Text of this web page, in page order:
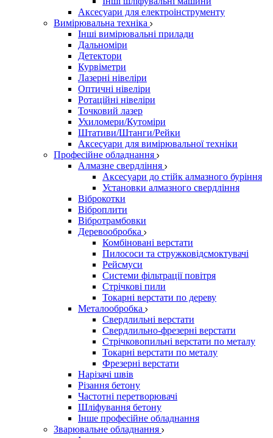
Аксесуари для електроінструменту
Вимірювальна техніка
Інші вимірювальні прилади
Дальноміри
Детектори
Курвіметри
Лазерні нівеліри
Оптичні нівеліри
Ротаційні нівеліри
Точковий лазер
Ухиломери/Кутоміри
Штативи/Штанги/Рейки
Аксесуари для вимірювальної техніки
Професійне обладнання
Алмазне свердління
Аксесуари до стійк алмазного буріння
Установки алмазного свердління
Віброкотки
Віброплити
Вібротрамбовки
Деревообробка
Комбіновані верстати
Пилососи та стружковідсмоктувачі
Рейсмуси
Системи фільтрації повітря
Стрічкові пили
Токарні верстати по дереву
Металообробка
Свердлильні верстати
Свердлильно-фрезерні верстати
Стрічковопильні верстати по металу
Токарні верстати по металу
Фрезерні верстати
Нарізачі швів
Різання бетону
Частотні перетворювачі
Шліфування бетону
Інше професійне обладнання
Зварювальне обладнання